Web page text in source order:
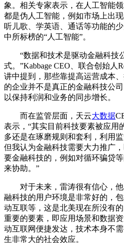
象。相关专家表示，在人工智能
都是伪人工智能，例如市场上出
听儿歌、学英语、通话等功能的
中所标榜的“人工智能”。
“数据和技术是驱动金融科技
式。”Kabbage CEO、联合创始人
讲中提到，那些靠提高运营成本
的企业并不是真正的金融科技公
以保持利润和业务的同步增长。
而在监管层面，天云大数据
表示，“其实目前科技要素被应用
多还是在琢磨规则和套利，利用
但我认为金融科技需要大力推广
要金融科技的，例如对循环骗贷
来协助。”
对于未来，雷涛很有信心，他
融科技的用户环境是非常好的，
动互联等，这是北美现在所没有
重要的要素，即应用场景和数据
动互联网便捷发达，技术本身不
生非常大的社会效应。